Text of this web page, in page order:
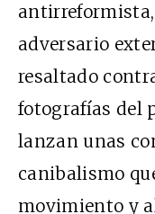
adversario
resaltado
fotografías del
lanzan unas
canibalismo
movimiento y